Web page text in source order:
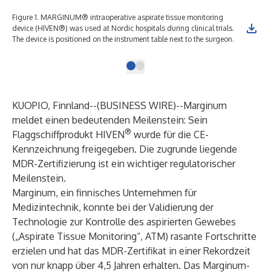
Figure 1. MARGINUM® intraoperative aspirate tissue monitoring
device (HIVEN®) was used at Nordic hospitals during clinical trials.
The device is positioned on the instrument table next to the surgeon.
KUOPIO, Finnland--(BUSINESS WIRE)--Marginum
meldet einen bedeutenden Meilenstein: Sein
Flaggschiffprodukt HIVEN® wurde für die CE-
Kennzeichnung freigegeben. Die zugrunde liegende
MDR-Zertifizierung ist ein wichtiger regulatorischer
Meilenstein.
Marginum, ein finnisches Unternehmen für
Medizintechnik, konnte bei der Validierung der
Technologie zur Kontrolle des aspirierten Gewebes
(„Aspirate Tissue Monitoring“, ATM) rasante Fortschritte
erzielen und hat das MDR-Zertifikat in einer Rekordzeit
von nur knapp über 4,5 Jahren erhalten. Das Marginum-